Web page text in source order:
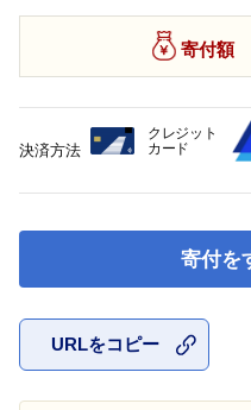
寄付額
寄付を
URLをコピー
決済方法
クレジット
カード